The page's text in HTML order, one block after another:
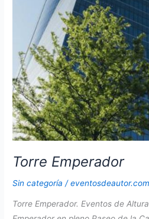
Torre Emperador
Sin categoría /eventosdeautor.com
Torre Emperador. Eventos de